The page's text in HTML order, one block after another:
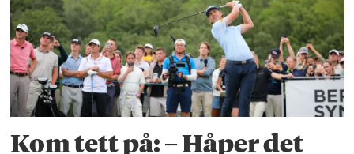
Kom tett på: – Håper det